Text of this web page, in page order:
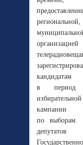
региональной,
организацией
кандидатам
в период
избирательной
кампании
по выборам
депутатов